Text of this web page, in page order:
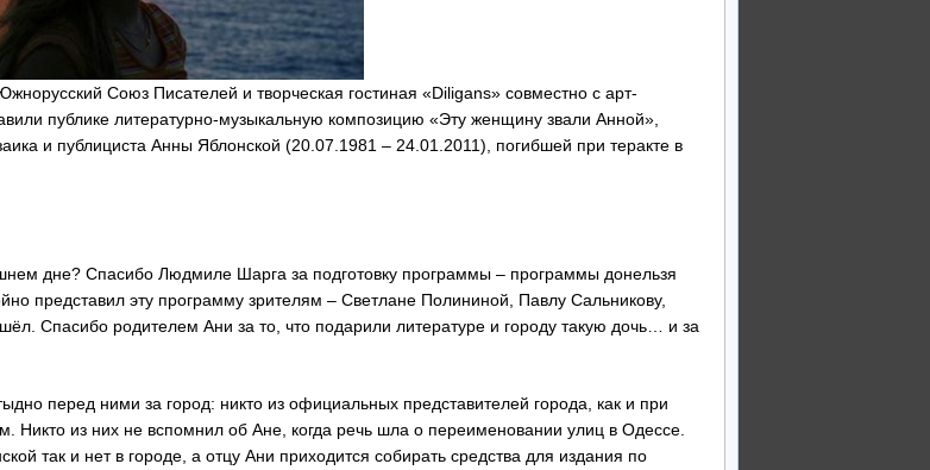
Союз Писателей и творческая гостиная «Diligans» совместно с арт-
публике литературно-музыкальную композицию «Эту женщину звали Анной»,
и публициста Анны Яблонской (20.07.1981 – 24.01.2011), погибшей при теракте в
дне? Спасибо Людмиле Шарга за подготовку программы – программы донельзя
представил эту программу зрителям – Светлане Полининой, Павлу Сальникову,
Спасибо родителем Ани за то, что подарили литературе и городу такую дочь… и за
перед ними за город: никто из официальных представителей города, как и при
Никто из них не вспомнил об Ане, когда речь шла о переименовании улиц в Одессе.
так и нет в городе, а отцу Ани приходится собирать средства для издания по